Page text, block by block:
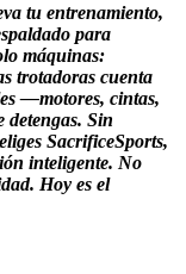
tu entrenamiento,
para
máquinas:
trotadoras cuenta
—motores, cintas,
Sin
SacrificeSports,
inteligente. No
Hoy es el